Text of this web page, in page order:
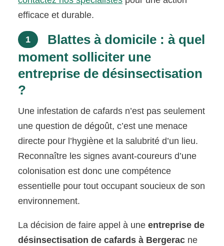
efficace et durable.
1
Blattes à domicile : à quel
moment solliciter une
entreprise de désinsectisation
?
Une infestation de cafards n’est pas seulement
une question de dégoût, c’est une menace
directe pour l’hygiène et la salubrité d’un lieu.
Reconnaître les signes avant-coureurs d’une
colonisation est donc une compétence
essentielle pour tout occupant soucieux de son
environnement.
La décision de faire appel à uneentreprise de
désinsectisation de cafards à Bergerac ne